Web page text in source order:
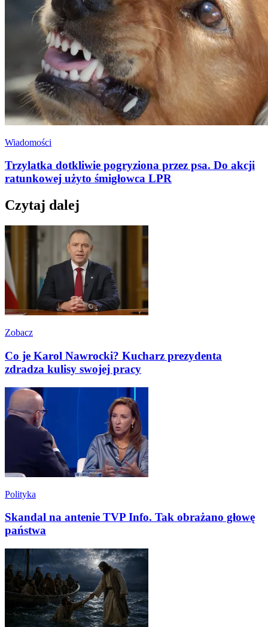
Wiadomości
Trzylatka dotkliwie pogryziona przez psa. Do akcji
ratunkowej użyto śmigłowca LPR
Czytaj dalej
Zobacz
Co je Karol Nawrocki? Kucharz prezydenta
zdradza kulisy swojej pracy
Polityka
Skandal na antenie TVP Info. Tak obrażano głowę
państwa